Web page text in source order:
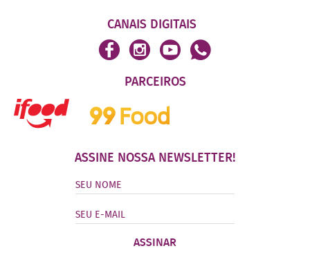
CANAIS DIGITAIS
PARCEIROS
ASSINE NOSSA NEWSLETTER!